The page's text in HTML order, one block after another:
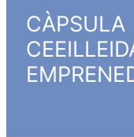
CÀPSULA